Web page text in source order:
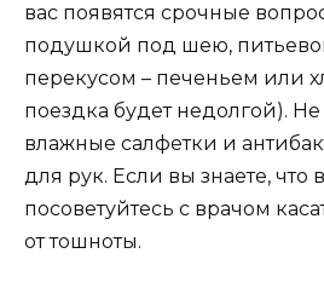
вас появятся срочные
подушкой под шею,
перекусом – печеньем или
поездка будет недолгой).
влажные салфетки и
для рук. Если вы знаете, что
посоветуйтесь с врачом
от тошноты.